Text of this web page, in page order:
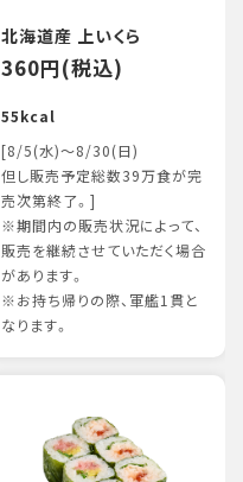
北海道産 上いくら
360円(税込)
55kcal
[8/5(水)～8/30(日)
但し販売予定総数39万食が完
売次第終了。]
※期間内の販売状況によって、
販売を継続させていただく場合
があります。
※お持ち帰りの際、軍艦1貫と
なります。